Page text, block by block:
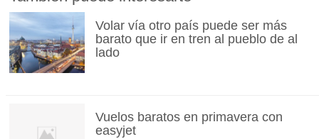
Volar vía otro país puede ser más
barato que ir en tren al pueblo de al
lado
Vuelos baratos en primavera con
easyjet